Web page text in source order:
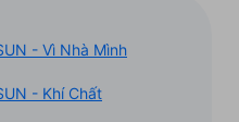
- Vì Nhà Mình
- Khí Chất